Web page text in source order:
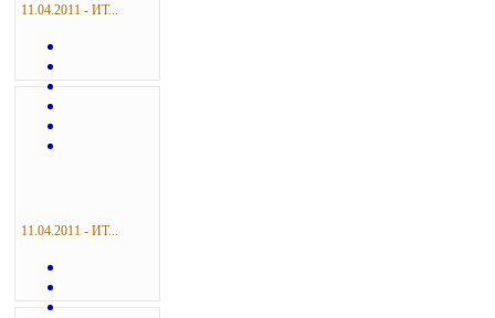
11.04.2011 - ИТ...
11.04.2011 - ИТ...